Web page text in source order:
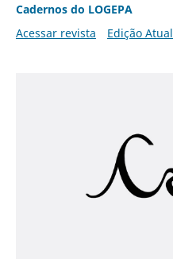
Cadernos do LOGEPA
Acessar revista
Edição Atual